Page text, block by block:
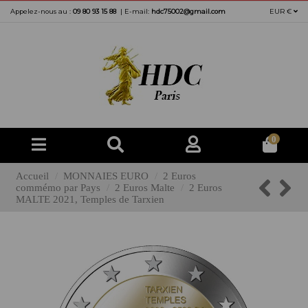
Appelez-nous au : 09 80 93 15 88 | E-mail: hdc75002@gmail.com EUR €
0
Accueil MONNAIES EURO
2 Euros
commémo par Pays
2 Euros Malte
2 Euros
MALTE 2021, Temples de Tarxien